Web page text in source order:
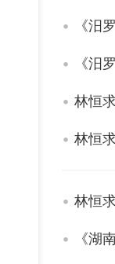
《汨
《汨
林恒
林恒
林恒
《湖